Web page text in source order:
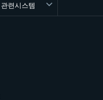
관련시스템